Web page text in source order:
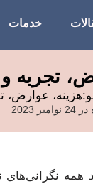
خدمات
تجربه
عوارض،
همه نگرانی‌های